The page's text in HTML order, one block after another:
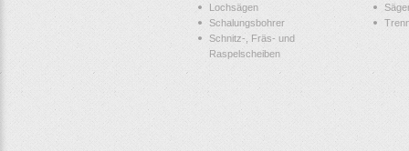
Lochsägen
Schalungsbohrer
Schnitz-, Fräs- und
Raspelscheiben